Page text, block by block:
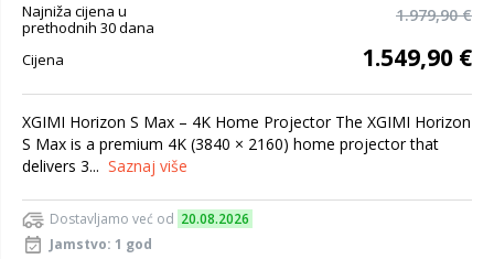
Najniža cijena u
prethodnih 30 dana
1.979,90 €
Cijena 1.549,90 €
XGIMI Horizon S Max – 4K Home Projector The XGIMI Horizon
S Max is a premium 4K (3840 × 2160) home projector that
delivers 3... Saznaj više
Dostavljamo već od 20.08.2026
Jamstvo: 1 god